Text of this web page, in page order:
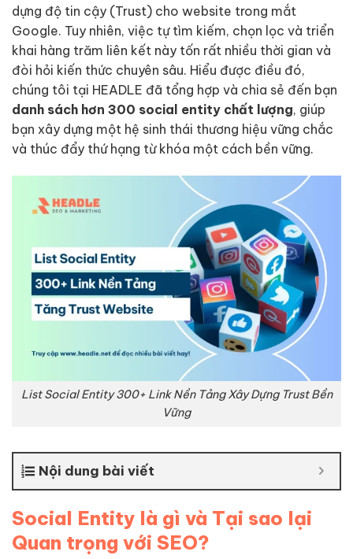
dựng độ tin cậy (Trust) cho website trong mắt
Google. Tuy nhiên, việc tự tìm kiếm, chọn lọc và triển
khai hàng trăm liên kết này tốn rất nhiều thời gian và
đòi hỏi kiến thức chuyên sâu. Hiểu được điều đó,
chúng tôi tại HEADLE đã tổng hợp và chia sẻ đến bạn
danh sách hơn 300 social entity chất lượng, giúp
bạn xây dựng một hệ sinh thái thương hiệu vững chắc
và thúc đẩy thứ hạng từ khóa một cách bền vững.
List Social Entity 300+ Link Nền Tảng Xây Dựng Trust Bền
Vững
Nội dung bài viết
Social Entity là gì và Tại sao lại
Quan trọng với SEO?